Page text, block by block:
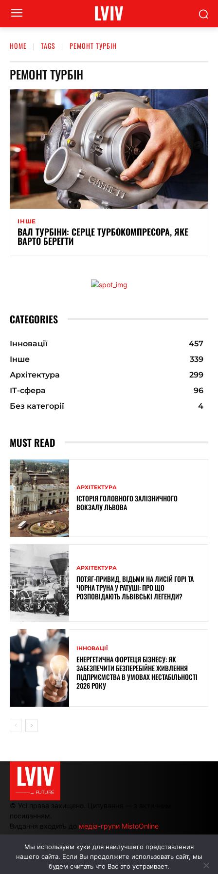
LVIV
HOME TAGS РЕМОНТ ТУРБІН
РЕМОНТ ТУРБІН
ІНШЕ
ВАЛ ТУРБІНИ: СЕРЦЕ ТУРБОКОМПРЕСОРА, ЯКЕ
ВАРТО БЕРЕГТИ
CATEGORIES
Інновації
457
Інше
339
Архітектура
299
ІТ-сфера
96
Без категорії
4
MUST READ
АРХІТЕКТУРА
ІСТОРІЯ ГОЛОВНОГО ЗАЛІЗНИЧНОГО
ВОКЗАЛУ ЛЬВОВА
АРХІТЕКТУРА
ПОТЯГ-ПРИВИД, ВІДЬМИ НА ЛИСІЙ ГОРІ ТА
ЧОРНА ТРУНА У РАТУШІ: ПРО ЩО
РОЗПОВІДАЮТЬ ЛЬВІВСЬКІ ЛЕГЕНДИ?
ІННОВАЦІЇ
ЕНЕРГЕТИЧНА ФОРТЕЦЯ БІЗНЕСУ: ЯК
ЗАБЕЗПЕЧИТИ БЕЗПЕРЕБІЙНЕ ЖИВЛЕННЯ
ПІДПРИЄМСТВА В УМОВАХ НЕСТАБІЛЬНОСТІ
2026 РОКУ
LVIV
———→ FUTURE
© Усі права захищено. Цитування — з активним
посиланням.
Видання входить до медіа-групи MistoOnline
АВТОРИ РЕКЛАМА НА САЙТІ
Мы используем куки для наилучшего представления
нашего сайта. Если Вы продолжите использовать сайт, мы
будем считать что Вас это устраивает.